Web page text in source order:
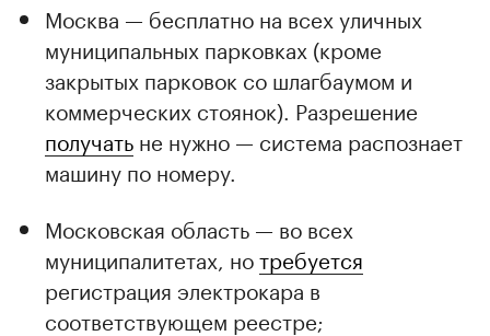
Москва — бесплатно на всех уличных
муниципальных парковках (кроме
закрытых парковок со шлагбаумом и
коммерческих стоянок). Разрешение
получать не нужно — система распознает
машину по номеру.
Московская область — во всех
муниципалитетах, нотребуется
регистрация электрокара в
соответствующем реестре;